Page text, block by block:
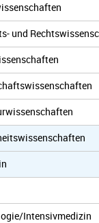
und
Intensivmedizin